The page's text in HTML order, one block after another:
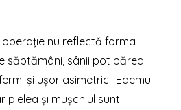
nu reflectă forma
săptămâni, sânii pot părea
și ușor asimetrici. Edemul
pielea și mușchiul sunt